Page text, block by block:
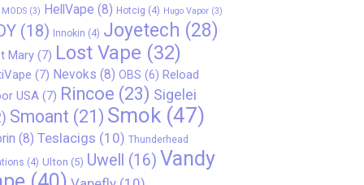
MODS (3) HellVape (8) Hotcig (4) Hugo Vapor (3)
(18) Innokin (4) Joyetech (28)
Mary (7) Lost Vape (32)
(7) Nevoks (8) OBS (6) Reload
USA (7) Rincoe (23) Sigelei
Smoant (21) Smok (47)
(8) Teslacigs (10) Thunderhead
(4) Ulton (5) Uwell (16) Vandy